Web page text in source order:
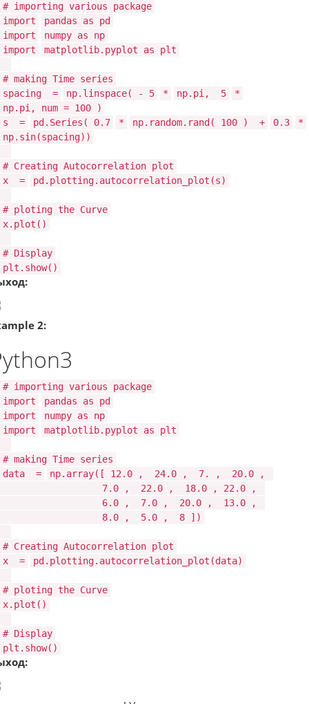
# importing various package
import
pandas as pd
import
numpy as np
import
matplotlib.pyplot as plt
# making Time series
spacing
= np.linspace( - 5 * np.pi, 5
*
np.pi, num = 100
)
s
= pd.Series( 0.7 * np.random.rand( 100 ) + 0.3
*
np.sin(spacing))
# Creating Autocorrelation plot
x
= pd.plotting.autocorrelation_plot(s)
# ploting the Curve
x.plot()
# Display
plt.show()
2:
# importing various package
import
pandas as pd
import
numpy as np
import
matplotlib.pyplot as plt
# making Time series
data
= np.array([ 12.0 , 24.0 , 7. , 20.0
,
7.0
, 22.0 , 18.0 , 22.0
,
6.0
, 7.0 , 20.0 , 13.0
,
8.0
, 5.0 , 8 ])
# Creating Autocorrelation plot
x
= pd.plotting.autocorrelation_plot(data)
# ploting the Curve
x.plot()
# Display
plt.show()